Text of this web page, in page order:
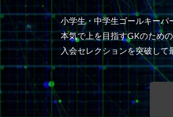
小学生・中学生ゴールキーパ
本気で上を目指すGKのため
入会セレクションを突破して